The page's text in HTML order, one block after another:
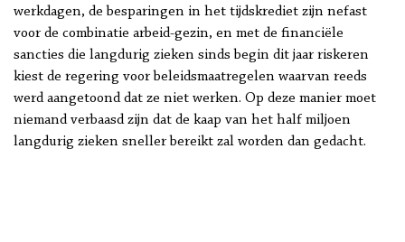
werkdagen, de besparingen in het tijdskrediet zijn nefast
voor de combinatie arbeid-gezin, en met de financiële
sancties die langdurig zieken sinds begin dit jaar riskeren
kiest de regering voor beleidsmaatregelen waarvan reeds
werd aangetoond dat ze niet werken. Op deze manier moet
niemand verbaasd zijn dat de kaap van het half miljoen
langdurig zieken sneller bereikt zal worden dan gedacht.